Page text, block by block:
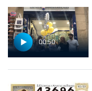
00:50